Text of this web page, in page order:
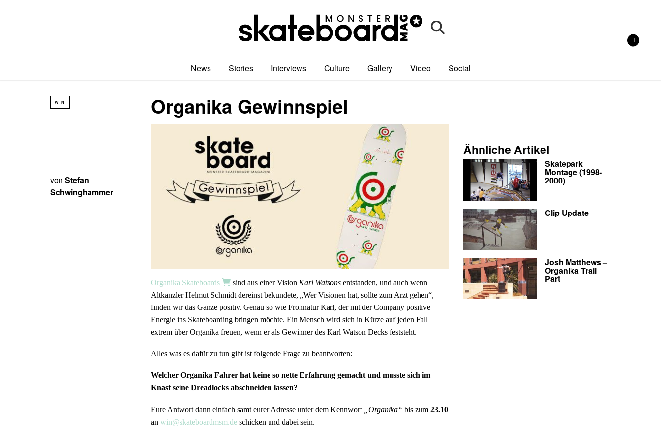
News Stories Interviews Culture Gallery Video Social
WIN Organika Gewinnspiel
von Stefan
Schwinghammer
Organika Skateboards sind aus einer Vision Karl Watsons entstanden, und auch wenn
Altkanzler Helmut Schmidt dereinst bekundete, „Wer Visionen hat, sollte zum Arzt gehen“,
finden wir das Ganze positiv. Genau so wie Frohnatur Karl, der mit der Company positive
Energie ins Skateboarding bringen möchte. Ein Mensch wird sich in Kürze auf jeden Fall
extrem über Organika freuen, wenn er als Gewinner des Karl Watson Decks feststeht.
Alles was es dafür zu tun gibt ist folgende Frage zu beantworten:
Welcher Organika Fahrer hat keine so nette Erfahrung gemacht und musste sich im
Knast seine Dreadlocks abschneiden lassen?
Eure Antwort dann einfach samt eurer Adresse unter dem Kennwort „Organika“ bis zum 23.10
an win@skateboardmsm.de schicken und dabei sein.
Ähnliche Artikel
Skatepark
Montage (1998-
2000)
Clip Update
Josh Matthews –
Organika Trail
Part